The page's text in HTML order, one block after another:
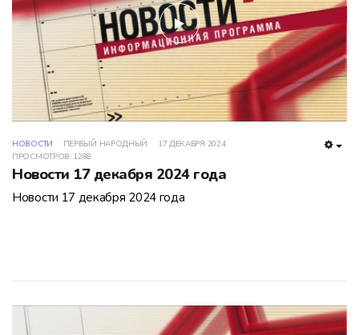
play
НОВОСТИ ПЕРВЫЙ НАРОДНЫЙ
17 ДЕКАБРЯ 2024
ПРОСМОТРОВ: 1288
Новости 17 декабря 2024 года
Новости 17 декабря 2024 года